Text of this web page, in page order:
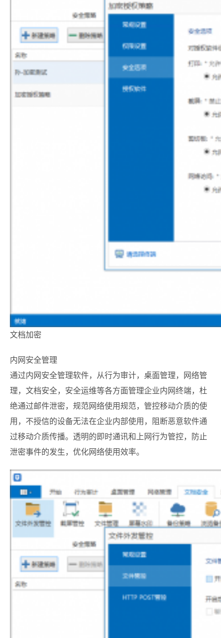
文档加密
内网安全管理
通过内网安全管理软件，从行为审计，桌面管理，网络管
理，文档安全，安全运维等各方面管理企业内网终端，杜
绝通过邮件泄密，规范网络使用规范，管控移动介质的使
用，不授信的设备无法在企业内部使用，阻断恶意软件通
过移动介质传播。透明的即时通讯和上网行为管控，防止
泄密事件的发生，优化网络使用效率。